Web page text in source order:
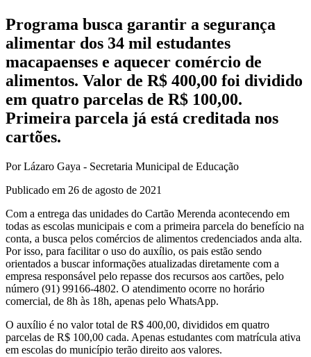
Programa busca garantir a segurança
alimentar dos 34 mil estudantes
macapaenses e aquecer comércio de
alimentos. Valor de R$ 400,00 foi dividido
em quatro parcelas de R$ 100,00.
Primeira parcela já está creditada nos
cartões.
Por Lázaro Gaya - Secretaria Municipal de Educação
Publicado em 26 de agosto de 2021
Com a entrega das unidades do Cartão Merenda acontecendo em
todas as escolas municipais e com a primeira parcela do benefício na
conta, a busca pelos comércios de alimentos credenciados anda alta.
Por isso, para facilitar o uso do auxílio, os pais estão sendo
orientados a buscar informações atualizadas diretamente com a
empresa responsável pelo repasse dos recursos aos cartões, pelo
número (91) 99166-4802. O atendimento ocorre no horário
comercial, de 8h às 18h, apenas pelo WhatsApp.
O auxílio é no valor total de R$ 400,00, divididos em quatro
parcelas de R$ 100,00 cada. Apenas estudantes com matrícula ativa
em escolas do município terão direito aos valores.